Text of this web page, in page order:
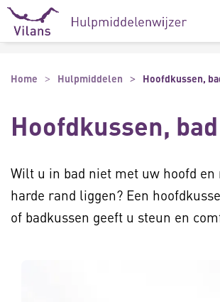
Naar hoofdinhoud
Naar footer
Home Hulpmiddelen Hoofdkussen,
Hoofdkussen, bad
Wilt u in bad niet met uw hoofd en
harde rand liggen? Een
of badkussen geeft u steun en